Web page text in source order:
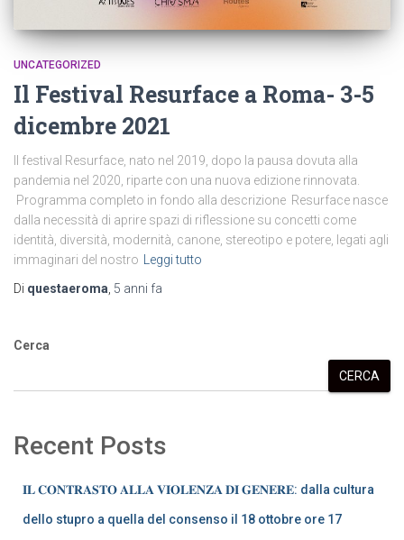
UNCATEGORIZED
Il Festival Resurface a Roma- 3-5
dicembre 2021
Il festival Resurface, nato nel 2019, dopo la pausa dovuta alla
pandemia nel 2020, riparte con una nuova edizione rinnovata.
Programma completo in fondo alla descrizione Resurface nasce
dalla necessità di aprire spazi di riflessione su concetti come
identità, diversità, modernità, canone, stereotipo e potere, legati agli
immaginari del nostro
Leggi tutto
Di questaeroma 5 anni fa
Cerca
CERCA
Recent Posts
𝐈𝐋 𝐂𝐎𝐍𝐓𝐑𝐀𝐒𝐓𝐎 𝐀𝐋𝐋𝐀 𝐕𝐈𝐎𝐋𝐄𝐍𝐙𝐀 𝐃𝐈 𝐆𝐄𝐍𝐄𝐑𝐄: dalla cultura
dello stupro a quella del consenso il 18 ottobre ore 17